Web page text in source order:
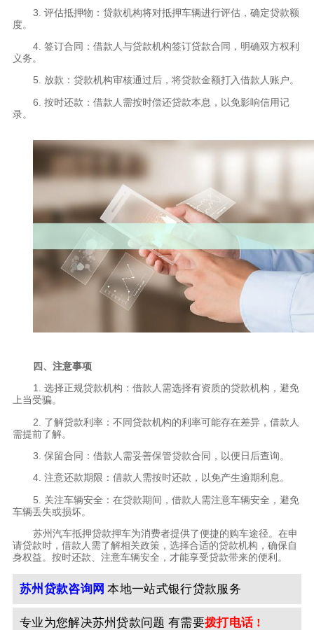
3. 评估抵押物：贷款机构将对抵押车辆进行评估，确定贷款额
度。
4. 签订合同：借款人与贷款机构签订贷款合同，明确双方权利
义务。
5. 放款：贷款机构审核通过后，将贷款金额打入借款人账户。
6. 按时还款：借款人需按时偿还贷款本息，以免影响信用记
录。
四、注意事项
1. 选择正规贷款机构：借款人需选择有资质的贷款机构，避免
上当受骗。
2. 了解贷款利率：不同贷款机构的利率可能存在差异，借款人
需提前了解。
3. 保留合同：借款人需妥善保管贷款合同，以便日后查询。
4. 注意还款期限：借款人需按时还款，以免产生逾期利息。
5. 关注车辆安全：在贷款期间，借款人需注意车辆安全，避免
车辆丢失或损坏。
苏州汽车抵押贷款押车为消费者提供了便捷的购车途径。在申
请贷款时，借款人需了解相关政策，选择合适的贷款机构，确保自
身权益。按时还款、注意车辆安全，才能享受贷款带来的便利。
苏州贷款咨询网 本地一站式银行贷款服务
专业为您解决苏州贷款问题 有需要拨打电话 !